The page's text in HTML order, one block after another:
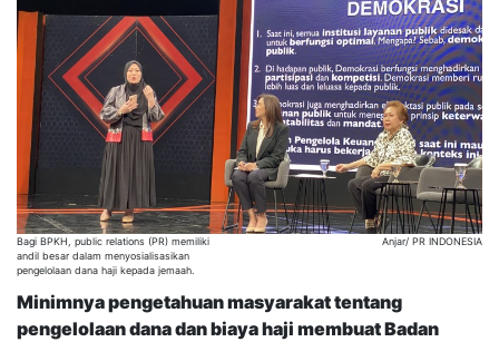
Bagi BPKH, public relations (PR) memiliki
andil besar dalam menyosialisasikan
pengelolaan dana haji kepada jemaah.
Anjar/ PR INDONESIA
Minimnya pengetahuan masyarakat tentang
pengelolaan dana dan biaya haji membuat Badan